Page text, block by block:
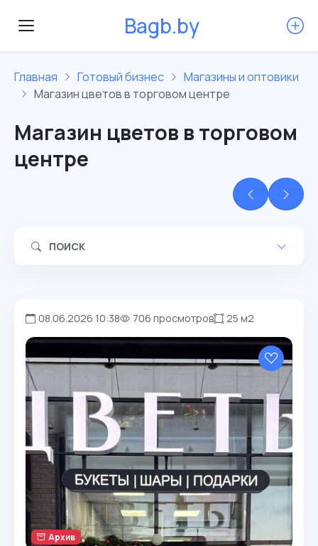
Bagb.by
Главная Готовый бизнес
Магазины и оптовики
Магазин цветов в торговом центре
Магазин цветов в торговом
центре
ПОИСК
08.06.2026 10:38 706 просмотров 25 м2
Архив